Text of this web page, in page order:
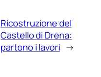
Ricostruzione del
Castello di Drena:
partono i lavori →